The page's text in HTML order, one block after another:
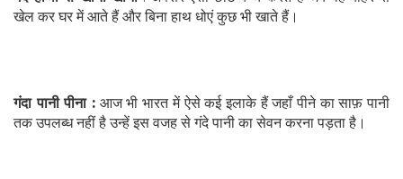
खेल कर घर में आते हैं और बिना हाथ धोएं कुछ भी खाते हैं।
गंदा पानी पीना : आज भी भारत में ऐसे कई इलाके हैं जहाँ पीने का साफ़ पानी
तक उपलब्ध नहीं है उन्हें इस वजह से गंदे पानी का सेवन करना पड़ता है।